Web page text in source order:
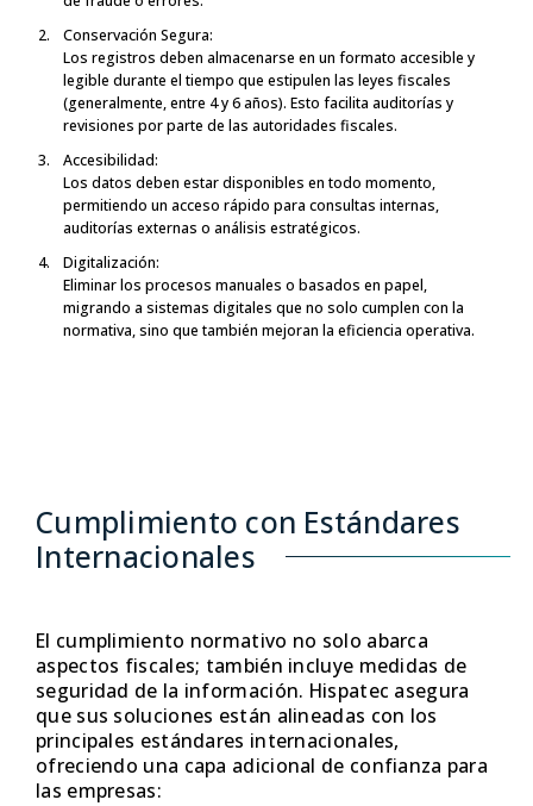
Conservación Segura:
Los registros deben almacenarse en un formato accesible y
legible durante el tiempo que estipulen las leyes fiscales
(generalmente, entre 4 y 6 años). Esto facilita auditorías y
revisiones por parte de las autoridades fiscales.
Accesibilidad:
Los datos deben estar disponibles en todo momento,
permitiendo un acceso rápido para consultas internas,
auditorías externas o análisis estratégicos.
Digitalización:
Eliminar los procesos manuales o basados en papel,
migrando a sistemas digitales que no solo cumplen con la
normativa, sino que también mejoran la eficiencia operativa.
Cumplimiento con Estándares
Internacionales
El cumplimiento normativo no solo abarca
aspectos fiscales; también incluye medidas de
seguridad de la información. Hispatec asegura
que sus soluciones están alineadas con los
principales estándares internacionales,
ofreciendo una capa adicional de confianza para
las empresas: